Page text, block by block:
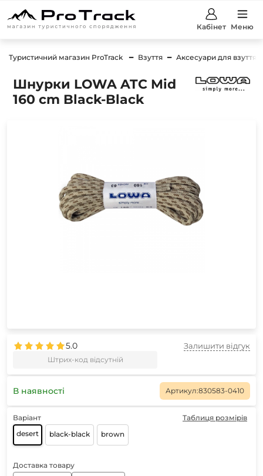
Кабінет Меню
Туристичний магазин ProTrack Взуття Аксесуари для взуття
Шнурки LOWA ATC Mid
160 cm Black-Black
5.0
Штрих-код відсутній
Залишити відгук
В наявності Артикул:830583-0410
Варіант
Таблиця розмірів
desert
black-black brown
Доставка товару